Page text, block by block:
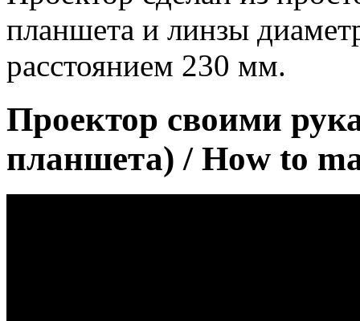
планшета и линзы
расстоянием 230 мм.
Проектор своими
планшета) / How to